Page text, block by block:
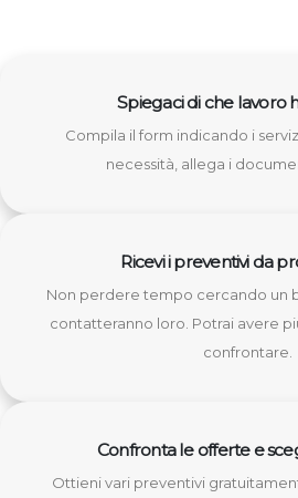
Spiegaci di che lavoro
Compila il form indicando i
necessità, allega i
Ricevi i preventivi da
Non perdere tempo cercando un
contatteranno loro. Potrai avere
confrontare.
Confronta le offerte e
Ottieni vari preventivi